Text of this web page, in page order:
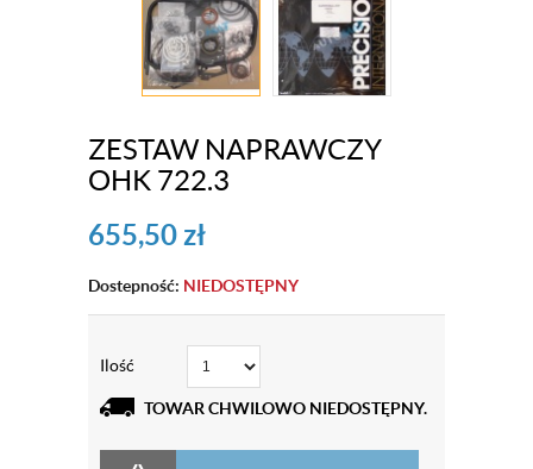
ZESTAW NAPRAWCZY
OHK 722.3
655,50zł
Dostepność: NIEDOSTĘPNY
Ilość
TOWAR CHWILOWO NIEDOSTĘPNY.